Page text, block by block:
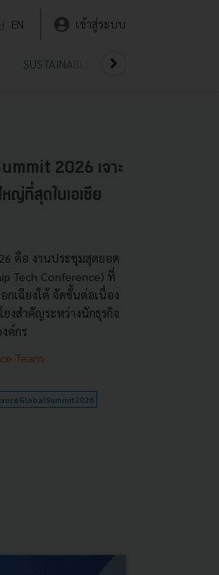
EN เข้าสู่ระบบ
SUSTAINABLE
2026 เจาะ
หญ่ที่สุดในเอเชีย
คือ งานประชุมสุดยอด
Tech Conference) ที่
เฉียงใต้ จัดขึ้นต่อเนื่อง
งสำคัญระหว่างนักธุรกิจ
ค์กร
Team